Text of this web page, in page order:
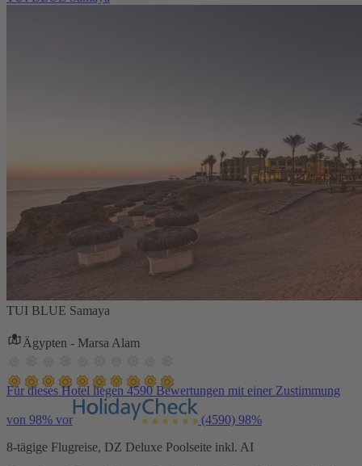
TUI BLUE Samaya
Ägypten - Marsa Alam
Für dieses Hotel liegen 4590 Bewertungen mit einer Zustimmung
von 98% vor (4590) 98%
8-tägige Flugreise, DZ Deluxe Poolseite inkl. AI